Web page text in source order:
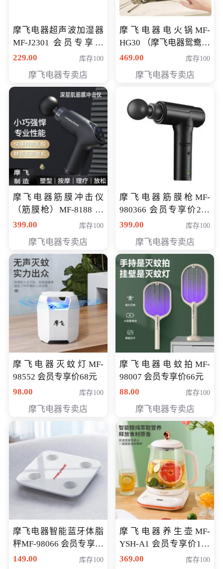
摩飞电器超声波加湿器
MF-J2301 会员专享价
168元
229.00 库存100
摩飞电器专卖店
摩飞电器电火锅MF-
HG30 （摩飞电器鸳鸯锅
MF-HG30 ） 会员专享价
469.00 库存100
摩飞电器专卖店
摩飞电器筋膜冲击仪
（筋膜枪）MF-8188 会
员专享价268元
399.00 库存100
摩飞电器专卖店
摩飞电器筋膜枪MF-
980366 会员专享价299
元
399.00 库存100
摩飞电器专卖店
摩飞电器灭蚊灯MF-
98552 会员专享价68元
98.00
库存100
摩飞电器专卖店
摩飞电器电蚊拍MF-
98007 会员专享价66元
88.00
库存100
摩飞电器专卖店
摩飞电器智能蓝牙体脂
秤MF-98066 会员专享价
98元
149.00 库存100
摩飞电器养生壶MF-
YSH-A1 会员专享价198
元
369.00 库存100